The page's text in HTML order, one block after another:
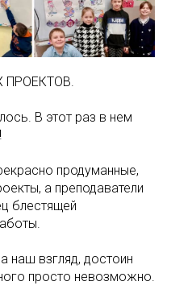
ПРОЕКТОВ.
В этот раз в нем
продуманные,
а преподаватели
блестящей
наш взгляд, достоин
просто невозможно.